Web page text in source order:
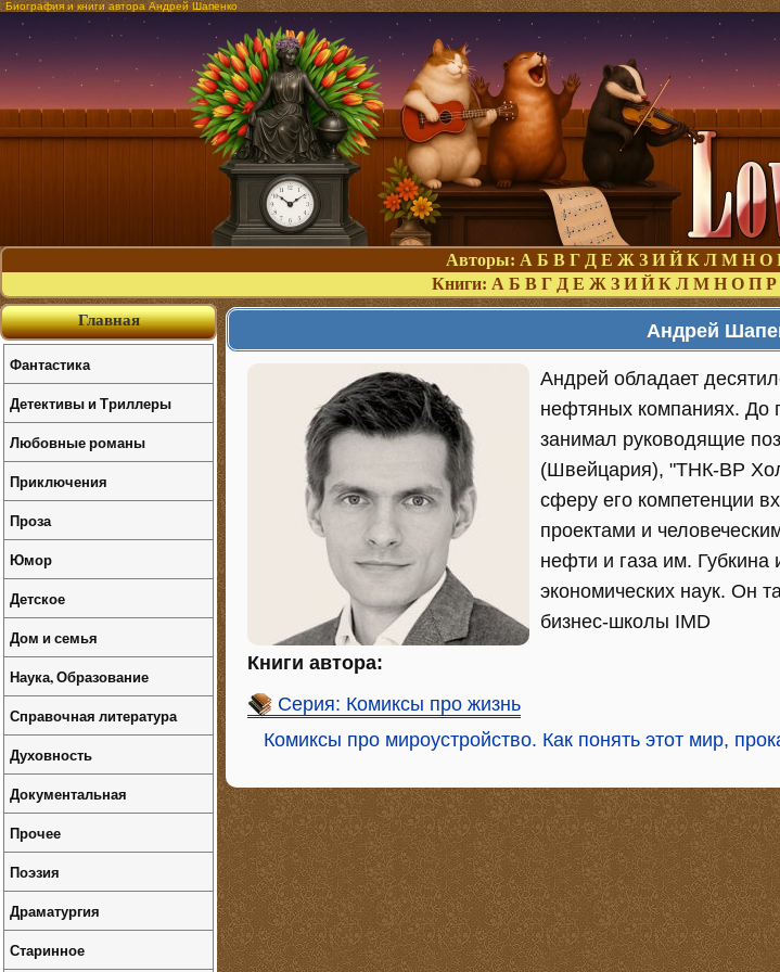
Биография и книги автора Андрей Шапенко
Авторы: А Б В Г Д Е Ж З И Й К Л М Н О
Книги: А Б В Г Д Е Ж З И Й К Л М Н О П Р
Андрей
Андрей обладает
нефтяных компаниях. До
занимал руководящие
(Швейцария), "ТНК-ВР
сферу его компетенции
проектами и
нефти и газа им.
экономических наук. Он
бизнес-школы IMD
Книги автора:
Серия: Комиксы про жизнь
Комиксы про мироустройство. Как понять этот мир,
Главная
Фантастика
Детективы и Триллеры
Любовные романы
Приключения
Проза
Юмор
Детское
Дом и семья
Наука, Образование
Справочная литература
Духовность
Документальная
Прочее
Поэзия
Драматургия
Старинное